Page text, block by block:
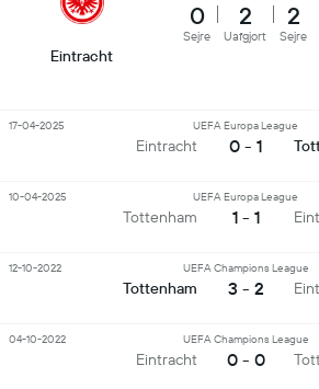
Eintracht
0
Sejre
2
Uafgjort
2
Sejre
Eintracht
UEFA Europa League
0 - 1
17-04-2025
Tottenham
UEFA Europa League
1 - 1
10-04-2025
Tottenham
UEFA Champions League
3 - 2
12-10-2022
Eintracht
UEFA Champions League
0 - 0
04-10-2022